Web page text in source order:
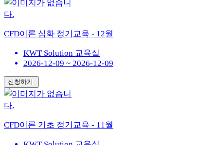
CFD이론 심화 정기교육 - 12월
KWT Solution 교육실
2026-12-09 ~ 2026-12-09
신청하기
CFD이론 기초 정기교육 - 11월